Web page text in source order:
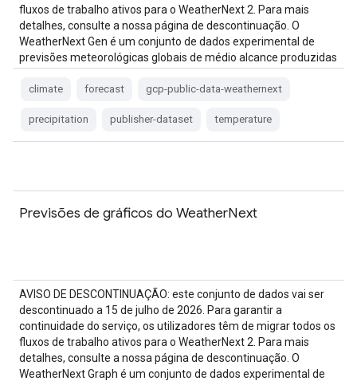
fluxos de trabalho ativos para o WeatherNext 2. Para mais
detalhes, consulte a nossa página de descontinuação. O
WeatherNext Gen é um conjunto de dados experimental de
previsões meteorológicas globais de médio alcance produzidas
climate forecast gcp-public-data-weathernext
precipitation publisher-dataset temperature
Previsões de gráficos do WeatherNext
AVISO DE DESCONTINUAÇÃO: este conjunto de dados vai ser
descontinuado a 15 de julho de 2026. Para garantir a
continuidade do serviço, os utilizadores têm de migrar todos os
fluxos de trabalho ativos para o WeatherNext 2. Para mais
detalhes, consulte a nossa página de descontinuação. O
WeatherNext Graph é um conjunto de dados experimental de